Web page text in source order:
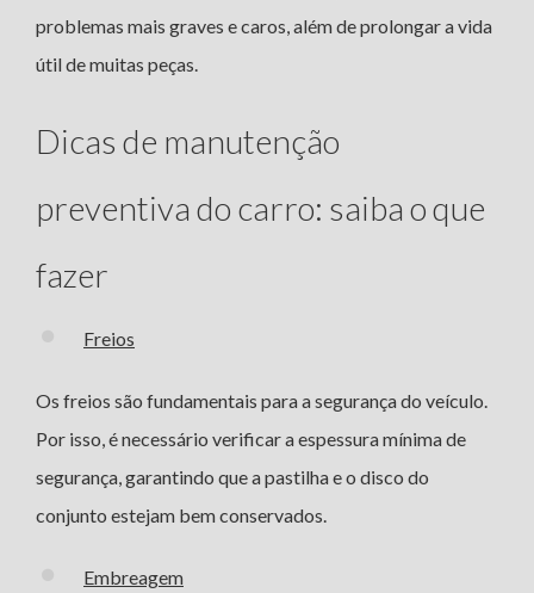
problemas mais graves e caros, além de prolongar a vida
útil de muitas peças.
Dicas de manutenção
preventiva do carro: saiba o que
fazer
Freios
Os freios são fundamentais para a segurança do veículo.
Por isso, é necessário verificar a espessura mínima de
segurança, garantindo que a pastilha e o disco do
conjunto estejam bem conservados.
Embreagem